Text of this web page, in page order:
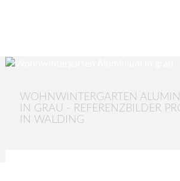
WOHNWINTERGARTEN
IN GRAU - REFERENZBILDER
IN WALDING